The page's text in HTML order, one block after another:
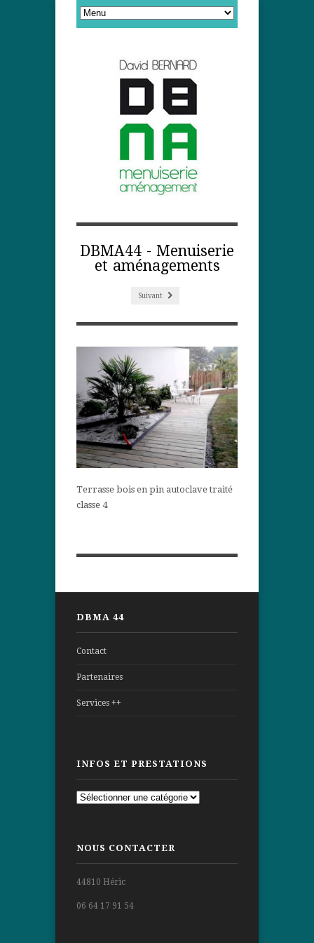
DBMA44 - Menuiserie
et aménagements
Suivant
Terrasse bois en pin autoclave traité
classe 4
DBMA 44
Contact
Partenaires
Services ++
INFOS ET PRESTATIONS
Infos
NOUS CONTACTER
44810 Héric
06 64 17 91 54